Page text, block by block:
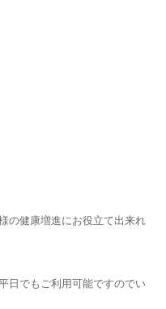
の健康増進にお役立て出来れ
日でもご利用可能ですのでい